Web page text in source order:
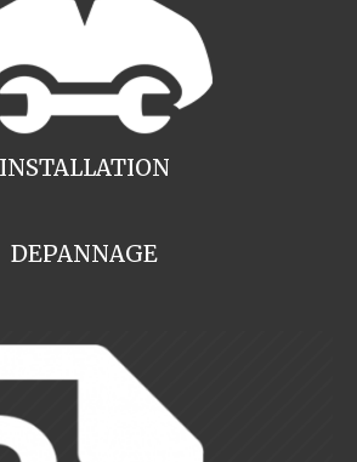
INSTALLATION
DEPANNAGE